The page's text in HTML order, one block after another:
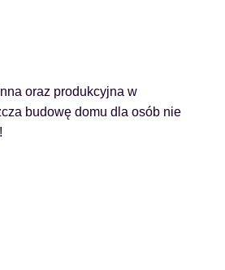
oraz produkcyjna w
budowę domu dla osób nie